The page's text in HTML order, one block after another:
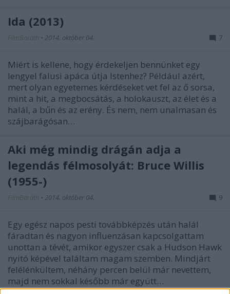
Ida (2013)
• 2014. október 04. 7
Miért is kellene, hogy érdekeljen bennünket egy
lengyel falusi apáca útja Istenhez? Például azért,
mert olyan egyetemes kérdéseket vet fel az ő sorsa,
mint a hit, a megbocsátás, a holokauszt, az élet és a
halál, a bűn és az erény. És nem, nem unalmasan és
szájbarágósan…
Aki még mindig drágán adja a
legendás félmosolyát: Bruce Willis
(1955-)
• 2014. október 04. 9
Egy egész napos pesti továbbképzés után halál
fáradtan és nagyon influenzásan kapcsolgattam
unottan a tévét, amikor egyszer csak a Hudson Hawk
nyitó képével találtam magam szemben. Mindjárt
felélénkültem, néhány percen belül már nevettem,
majd nem sokkal később már együtt…